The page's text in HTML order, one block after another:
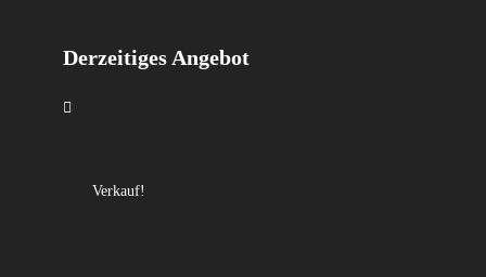
Derzeitiges Angebot
Verkauf!